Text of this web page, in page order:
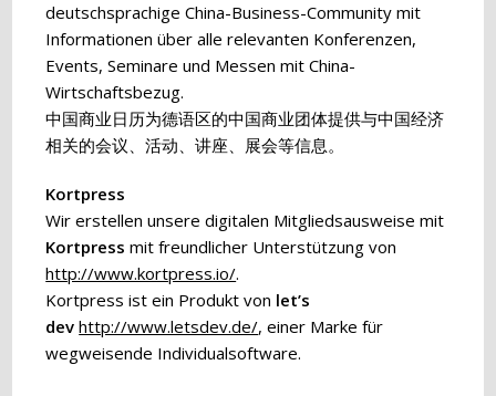
deutschsprachige China-Business-Community mit
Informationen über alle relevanten Konferenzen,
Events, Seminare und Messen mit China-
Wirtschaftsbezug.
中国商业日历为德语区的中国商业团体提供与中国经济
相关的会议、活动、讲座、展会等信息。
Kortpress
Wir erstellen unsere digitalen Mitgliedsausweise mit
Kortpressmit freundlicher Unterstützung von
http://www.kortpress.io/.
Kortpress ist ein Produkt von let’s
dev http://www.letsdev.de/, einer Marke für
wegweisende Individualsoftware.